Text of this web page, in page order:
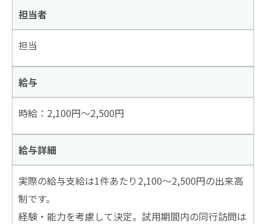
担当者
担当
給与
時給：2,100円～2,500円
給与詳細
実際の給与支給は1件あたり2,100～2,500円の出来高
制です。
経験・能力を考慮して決定。試用期間内の同行訪問は